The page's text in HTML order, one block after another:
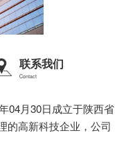
联系我们
Contact
04月30日成立于陕西省
的高新科技企业，公司